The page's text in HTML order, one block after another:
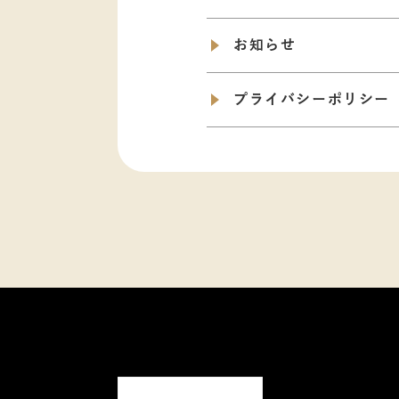
お知らせ
プライバシーポリシー